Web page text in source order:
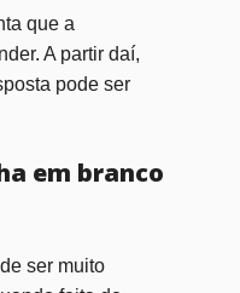
que a
A partir daí,
pode ser
em branco
ser muito